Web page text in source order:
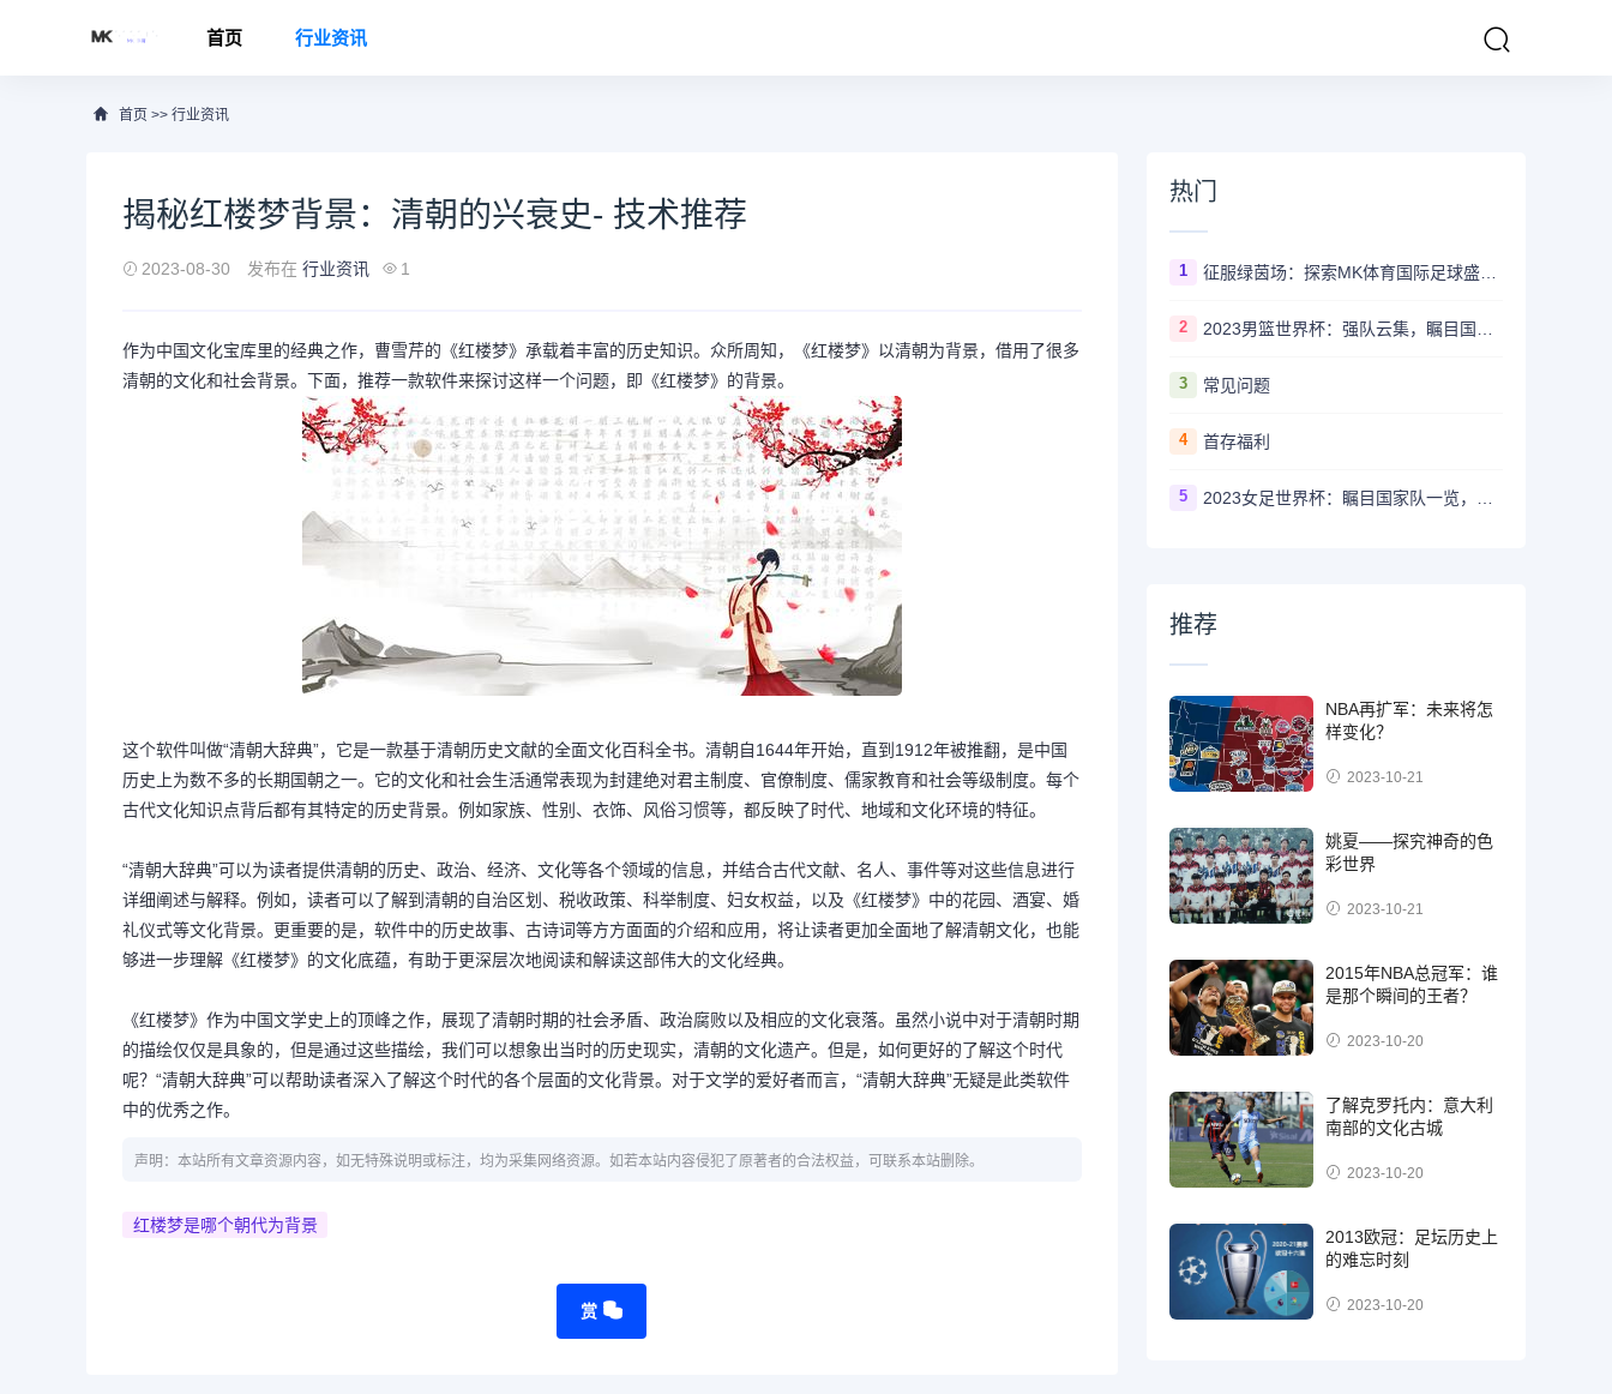
首页 行业资讯
首页 >> 行业资讯
揭秘红楼梦背景：清朝的兴衰史- 技术推荐
2023-08-30 发布在 行业资讯 1
作为中国文化宝库里的经典之作，曹雪芹的《红楼梦》承载着丰富的历史知识。众所周知，《红楼梦》以清朝为背景，借用了很多
清朝的文化和社会背景。下面，推荐一款软件来探讨这样一个问题，即《红楼梦》的背景。
这个软件叫做“清朝大辞典”，它是一款基于清朝历史文献的全面文化百科全书。清朝自1644年开始，直到1912年被推翻，是中国
历史上为数不多的长期国朝之一。它的文化和社会生活通常表现为封建绝对君主制度、官僚制度、儒家教育和社会等级制度。每个
古代文化知识点背后都有其特定的历史背景。例如家族、性别、衣饰、风俗习惯等，都反映了时代、地域和文化环境的特征。
“清朝大辞典”可以为读者提供清朝的历史、政治、经济、文化等各个领域的信息，并结合古代文献、名人、事件等对这些信息进行
详细阐述与解释。例如，读者可以了解到清朝的自治区划、税收政策、科举制度、妇女权益，以及《红楼梦》中的花园、酒宴、婚
礼仪式等文化背景。更重要的是，软件中的历史故事、古诗词等方方面面的介绍和应用，将让读者更加全面地了解清朝文化，也能
够进一步理解《红楼梦》的文化底蕴，有助于更深层次地阅读和解读这部伟大的文化经典。
《红楼梦》作为中国文学史上的顶峰之作，展现了清朝时期的社会矛盾、政治腐败以及相应的文化衰落。虽然小说中对于清朝时期
的描绘仅仅是具象的，但是通过这些描绘，我们可以想象出当时的历史现实，清朝的文化遗产。但是，如何更好的了解这个时代
呢？“清朝大辞典”可以帮助读者深入了解这个时代的各个层面的文化背景。对于文学的爱好者而言，“清朝大辞典”无疑是此类软件
中的优秀之作。
声明：本站所有文章资源内容，如无特殊说明或标注，均为采集网络资源。如若本站内容侵犯了原著者的合法权益，可联系本站删除。
红楼梦是哪个朝代为背景
赏
热门
1 征服绿茵场：探索MK体育国际足球盛事的辉煌传奇
2
3 常见问题
4 首存福利
5
推荐
NBA再扩军：未来将怎
样变化？
2023-10-21
姚夏——探究神奇的色
彩世界
2023-10-21
2015年NBA总冠军：谁
是那个瞬间的王者？
2023-10-20
了解克罗托内：意大利
南部的文化古城
2023-10-20
2013欧冠：足坛历史上
的难忘时刻
2023-10-20